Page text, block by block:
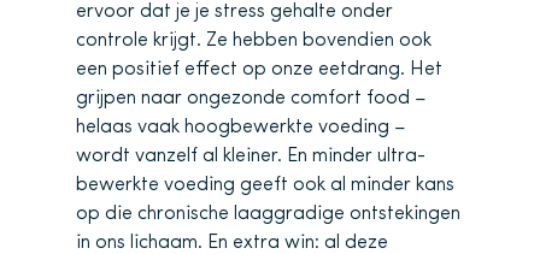
ervoor dat je je stress gehalte onder
controle krijgt. Ze hebben bovendien ook
een positief effect op onze eetdrang. Het
grijpen naar ongezonde comfort food –
helaas vaak hoogbewerkte voeding –
wordt vanzelf al kleiner. En minder ultra-
bewerkte voeding geeft ook al minder kans
op die chronische laaggradige ontstekingen
in ons lichaam. En extra win: al deze